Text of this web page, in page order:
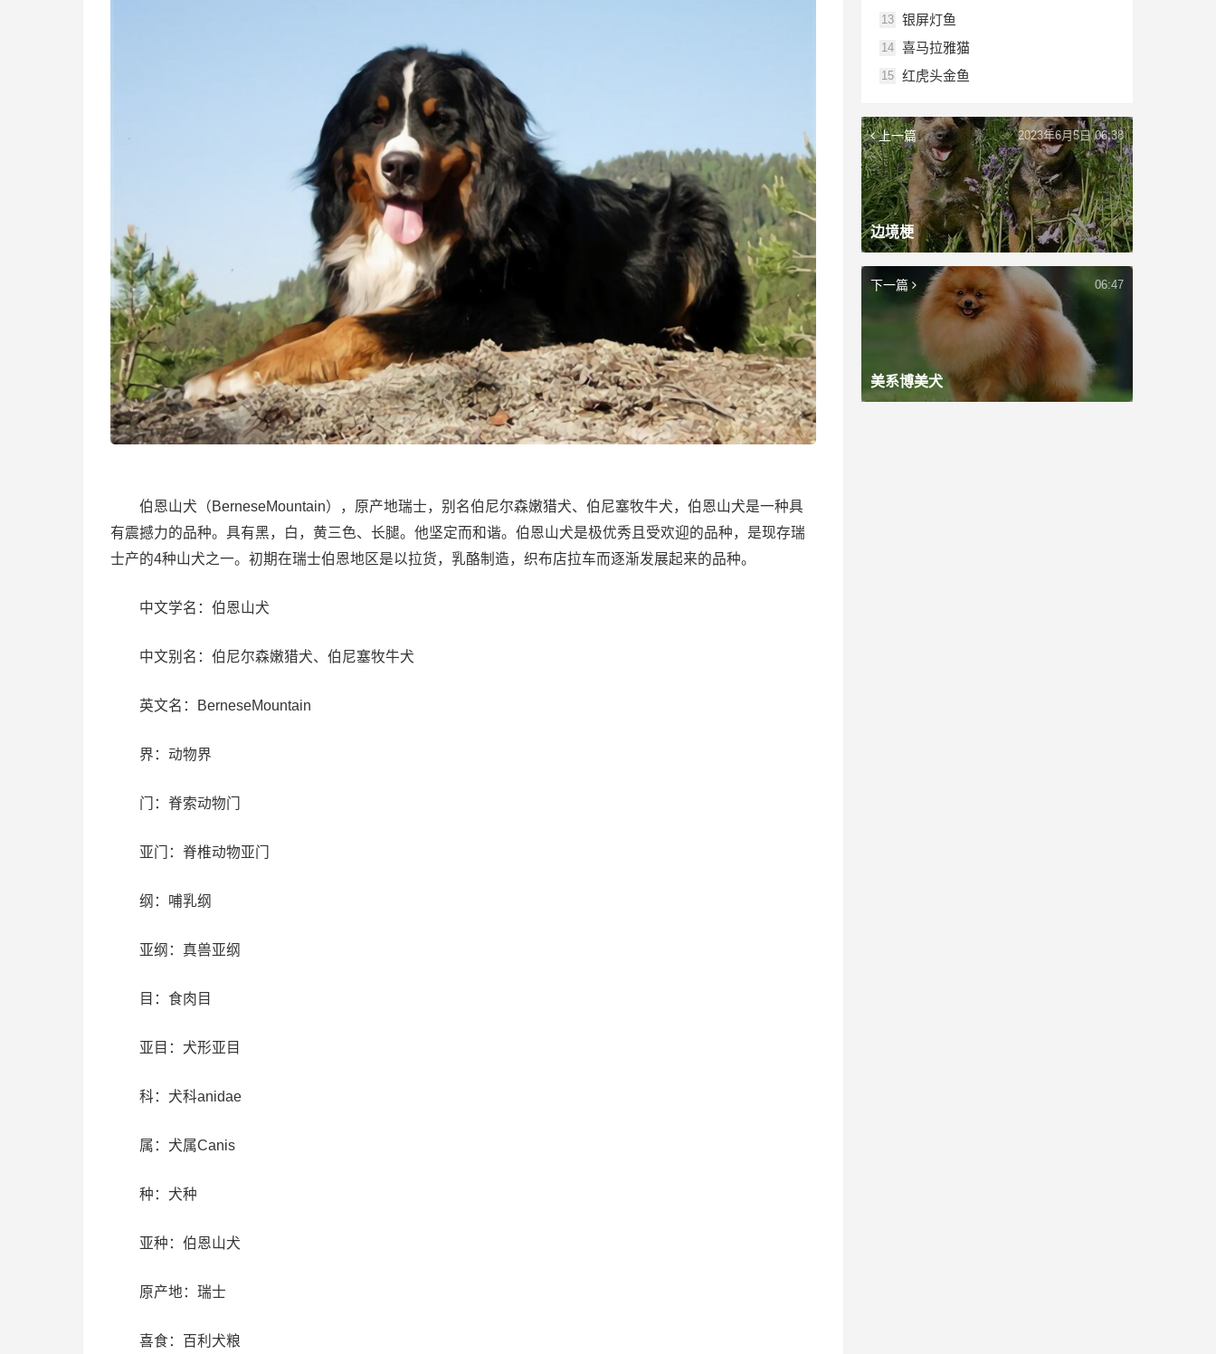
伯恩山犬（BerneseMountain），原产地瑞士，别名伯尼尔森嫩猎犬、伯尼塞牧牛犬，伯恩山犬是一种具
有震撼力的品种。具有黑，白，黄三色、长腿。他坚定而和谐。伯恩山犬是极优秀且受欢迎的品种，是现存瑞
士产的4种山犬之一。初期在瑞士伯恩地区是以拉货，乳酪制造，织布店拉车而逐渐发展起来的品种。
中文学名：伯恩山犬
中文别名：伯尼尔森嫩猎犬、伯尼塞牧牛犬
英文名：BerneseMountain
界：动物界
门：脊索动物门
亚门：脊椎动物亚门
纲：哺乳纲
亚纲：真兽亚纲
目：食肉目
亚目：犬形亚目
科：犬科anidae
属：犬属Canis
种：犬种
亚种：伯恩山犬
原产地：瑞士
喜食：百利犬粮
13 银屏灯鱼
14 喜马拉雅猫
15 红虎头金鱼
上一篇
边境梗
2023年6月5日 06:38
下一篇
美系博美犬
06:47